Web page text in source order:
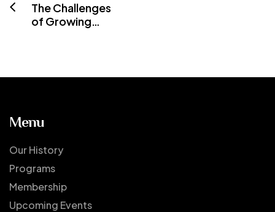
The Challenges
of Growing
Menu
Our History
Programs
Membership
Upcoming Events